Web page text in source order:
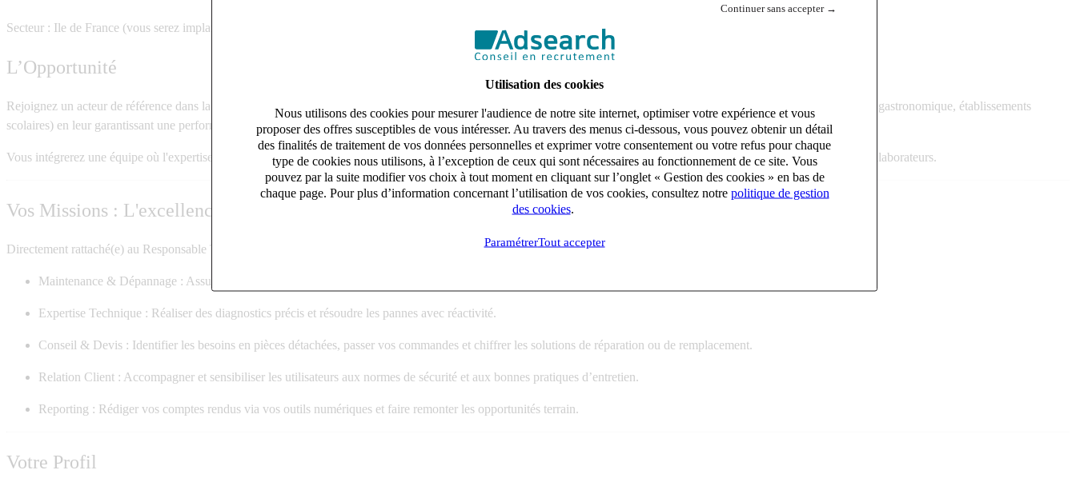
Continuer sans accepter →
Utilisation des cookies
Nous utilisons des cookies pour mesurer l'audience de notre site internet, optimiser votre expérience et vous
proposer des offres susceptibles de vous intéresser. Au travers des menus ci-dessous, vous pouvez obtenir un détail
des finalités de traitement de vos données personnelles et exprimer votre consentement ou votre refus pour chaque
type de cookies nous utilisons, à l’exception de ceux qui sont nécessaires au fonctionnement de ce site. Vous
pouvez par la suite modifier vos choix à tout moment en cliquant sur l’onglet « Gestion des cookies » en bas de
chaque page. Pour plus d’information concernant l’utilisation de vos cookies, consultez notre politique de gestion
des cookies.
ParamétrerTout accepter
Secteur : Ile de France (vous serez implanté sur votre secteur) | CDI | Clientèle Haut de Gamme
L’Opportunité
Rejoignez un acteur de référence dans la gestion d’équipements de cuisines professionnelles. Nous accompagnons une clientèle exigeante (hôtellerie de prestige, restauration gastronomique, établissements
scolaires) en leur garantissant une performance opérationnelle sans faille.
Vous intégrerez une équipe où l'expertise technique rencontre le sens du service, au sein d'une entreprise en pleine croissance qui valorise l'autonomie et l'évolution de ses collaborateurs.
Vos Missions : L'excellence au quotidien
Directement rattaché(e) au Responsable Technique, vous êtes le garant de la satisfaction client sur votre secteur :
Maintenance & Dépannage : Assurer l’entretien préventif et curatif des équipements de cuisson et frigorifiques (chambres froides, vitrines, machines à glaçons).
Expertise Technique : Réaliser des diagnostics précis et résoudre les pannes avec réactivité.
Conseil & Devis : Identifier les besoins en pièces détachées, passer vos commandes et chiffrer les solutions de réparation ou de remplacement.
Relation Client : Accompagner et sensibiliser les utilisateurs aux normes de sécurité et aux bonnes pratiques d’entretien.
Reporting : Rédiger vos comptes rendus via vos outils numériques et faire remonter les opportunités terrain.
Votre Profil